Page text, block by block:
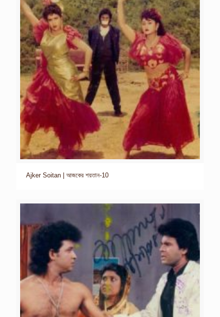
Ajker Soitan | আজকের শয়তান-10